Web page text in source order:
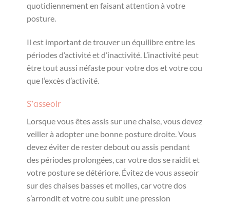
quotidiennement en faisant attention à votre
posture.
Il est important de trouver un équilibre entre les
périodes d’activité et d’inactivité. L’inactivité peut
être tout aussi néfaste pour votre dos et votre cou
que l’excès d’activité.
S’asseoir
Lorsque vous êtes assis sur une chaise, vous devez
veiller à adopter une bonne posture droite. Vous
devez éviter de rester debout ou assis pendant
des périodes prolongées, car votre dos se raidit et
votre posture se détériore. Évitez de vous asseoir
sur des chaises basses et molles, car votre dos
s’arrondit et votre cou subit une pression